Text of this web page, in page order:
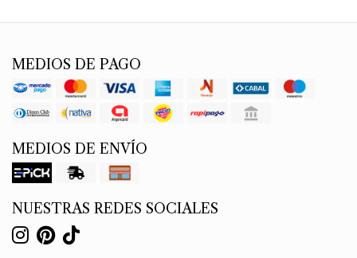
MEDIOS DE PAGO
MEDIOS DE ENVÍO
NUESTRAS REDES SOCIALES